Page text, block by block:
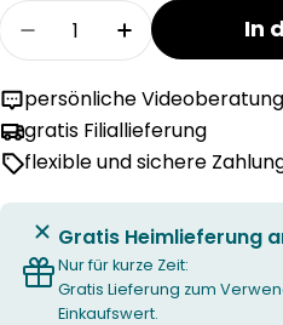
Menge
Menge für ELME
Menge für
In
persönliche Videoberatung
gratis Filiallieferung
flexible und sichere
Gratis Heimlieferung
Nur für kurze Zeit:
Gratis Lieferung zum
Einkaufswert.